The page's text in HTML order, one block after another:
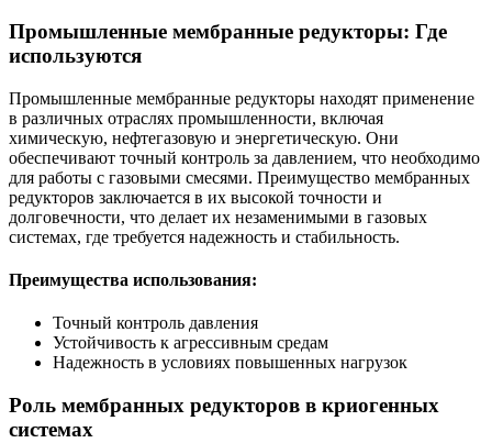
Промышленные мембранные редукторы: Где
используются
Промышленные мембранные редукторы находят применение
в различных отраслях промышленности, включая
химическую, нефтегазовую и энергетическую. Они
обеспечивают точный контроль за давлением, что необходимо
для работы с газовыми смесями. Преимущество мембранных
редукторов заключается в их высокой точности и
долговечности, что делает их незаменимыми в газовых
системах, где требуется надежность и стабильность.
Преимущества использования:
Точный контроль давления
Устойчивость к агрессивным средам
Надежность в условиях повышенных нагрузок
Роль мембранных редукторов в криогенных
системах